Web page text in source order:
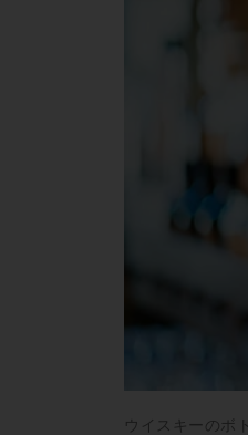
ウイスキーのボ